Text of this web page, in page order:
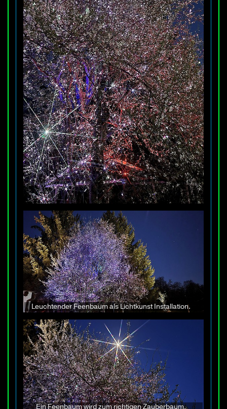
Leuchtender Feenbaum als Lichtkunst Installation.
Ein Feenbaum wird zum richtigen Zauberbaum.